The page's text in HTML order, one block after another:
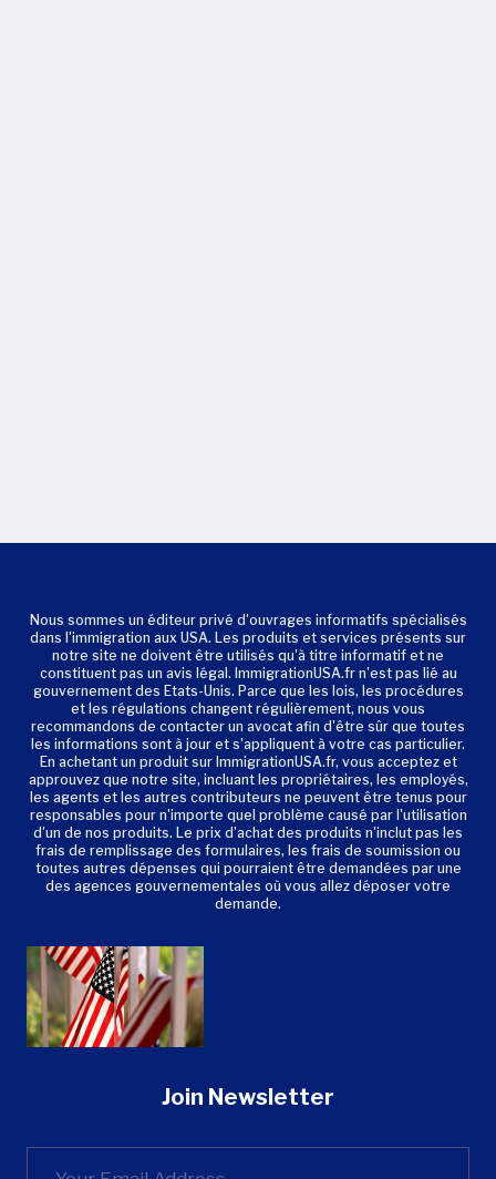
Nous sommes un éditeur privé d'ouvrages informatifs spécialisés
dans l'immigration aux USA. Les produits et services présents sur
notre site ne doivent être utilisés qu'à titre informatif et ne
constituent pas un avis légal. ImmigrationUSA.fr n'est pas lié au
gouvernement des Etats-Unis. Parce que les lois, les procédures
et les régulations changent régulièrement, nous vous
recommandons de contacter un avocat afin d'être sûr que toutes
les informations sont à jour et s'appliquent à votre cas particulier.
En achetant un produit sur ImmigrationUSA.fr, vous acceptez et
approuvez que notre site, incluant les propriétaires, les employés,
les agents et les autres contributeurs ne peuvent être tenus pour
responsables pour n'importe quel problème causé par l'utilisation
d'un de nos produits. Le prix d'achat des produits n'inclut pas les
frais de remplissage des formulaires, les frais de soumission ou
toutes autres dépenses qui pourraient être demandées par une
des agences gouvernementales où vous allez déposer votre
demande.
Join Newsletter